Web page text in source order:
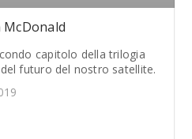
capitolo della trilogia
futuro del nostro satellite.